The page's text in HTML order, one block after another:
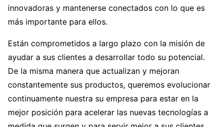
innovadoras y mantenerse conectados con lo que es
más importante para ellos.
Están comprometidos a largo plazo con la misión de
ayudar a sus clientes a desarrollar todo su potencial.
De la misma manera que actualizan y mejoran
constantemente sus productos, queremos evolucionar
continuamente nuestra su empresa para estar en la
mejor posición para acelerar las nuevas tecnologías a